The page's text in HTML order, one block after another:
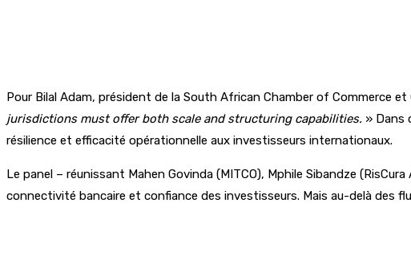
Pour Bilal Adam, président de la South African Chamber of Commerce
jurisdictions must offer both scale and structuring capabilities. » Dans
résilience et efficacité opérationnelle aux investisseurs internationaux.
Le panel – réunissant Mahen Govinda (MITCO), Mphile Sibandze
connectivité bancaire et confiance des investisseurs. Mais au-delà des